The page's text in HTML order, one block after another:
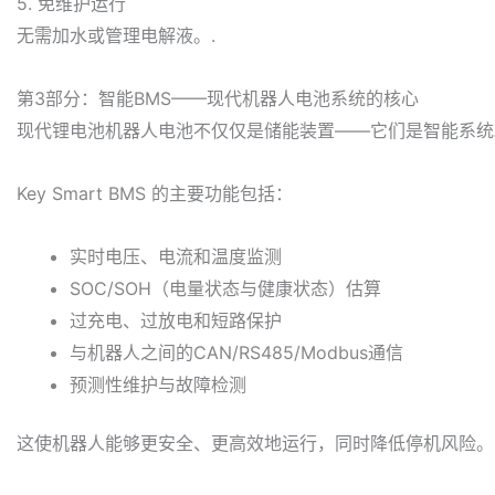
无需加水或管理电解液。.
第3部分：智能BMS——现代机器人电池系统的核心
现代锂电池机器人电池不仅仅是储能装置——它们是智能系
Key Smart BMS 的主要功能包括：
实时电压、电流和温度监测
SOC/SOH（电量状态与健康状态）估算
过充电、过放电和短路保护
与机器人之间的CAN/RS485/Modbus通信
预测性维护与故障检测
这使机器人能够更安全、更高效地运行，同时降低停机风险